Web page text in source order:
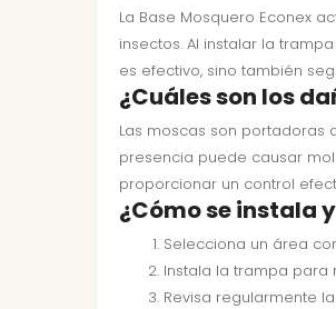
La Base Mosquero Econex
insectos. Al instalar la
es efectivo, sino también
¿Cuáles son los
Las moscas son portadoras
presencia puede causar
proporcionar un control
¿Cómo se instala
Selecciona un área
Instala la trampa para
Revisa regularmente